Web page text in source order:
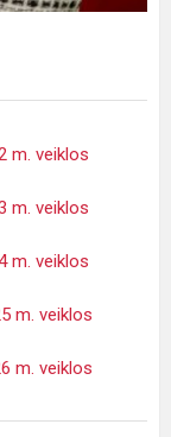
m. veiklos
m. veiklos
m. veiklos
m. veiklos
m. veiklos